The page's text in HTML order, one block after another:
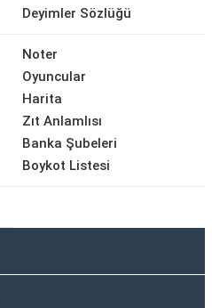
Deyimler Sözlüğü
Noter
Oyuncular
Harita
Zıt Anlamlısı
Banka Şubeleri
Boykot Listesi